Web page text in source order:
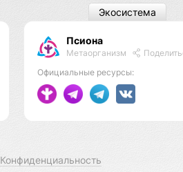
Псиона
Метаорганизм
Официальные ресурсы:
Экосистема
Конфиденциальность